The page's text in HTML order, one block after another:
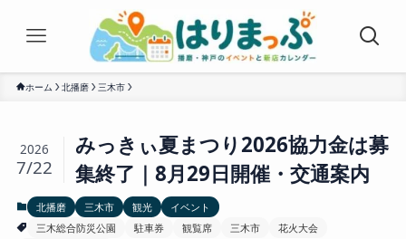
ホーム 北播磨 三木市
みっきぃ夏まつり2026協力金は募
集終了｜8月29日開催・交通案内
2026
7/22
北播磨 三木市 観光
イベント
三木総合防災公園
駐車券 観覧席 三木市
花火大会